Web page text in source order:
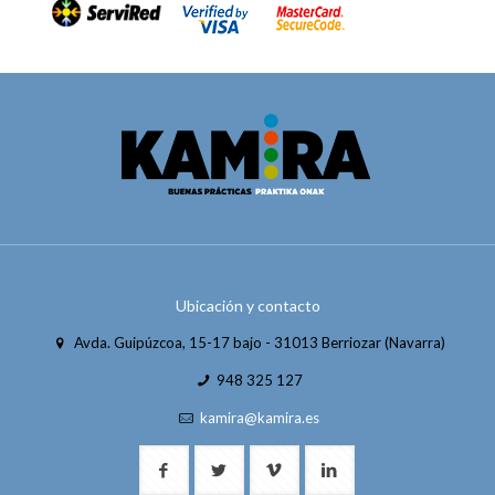
Ubicación y contacto
Avda. Guipúzcoa, 15-17 bajo - 31013 Berriozar (Navarra)
948 325 127
kamira@kamira.es